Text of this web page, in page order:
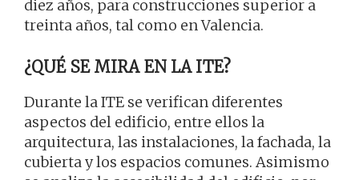
diez años, para construcciones superior a
treinta años, tal como en Valencia.
¿QUÉ SE MIRA EN LA ITE?
Durante la ITE se verifican diferentes
aspectos del edificio, entre ellos la
arquitectura, las instalaciones, la fachada, la
cubierta y los espacios comunes. Asimismo